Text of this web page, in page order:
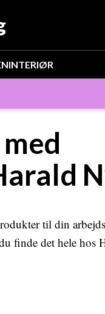
INTERIØR
til din
finde det hele hos